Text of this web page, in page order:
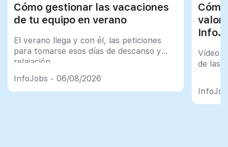
Cómo gestionar las vacaciones
de tu equipo en verano
El verano llega y con él, las peticiones
para tomarse esos días de descanso y
relajación
InfoJobs - 06/08/2026
Vídeo
de las